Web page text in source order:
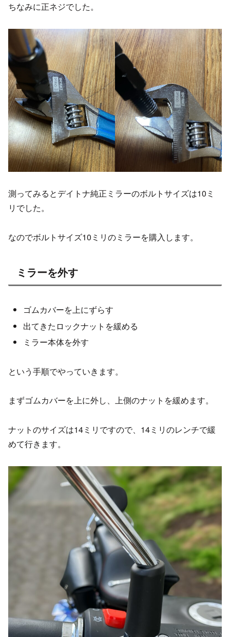
ちなみに正ネジでした。
測ってみるとデイトナ純正ミラーのボルトサイズは10ミ
リでした。
なのでボルトサイズ10ミリのミラーを購入します。
ミラーを外す
ゴムカバーを上にずらす
出てきたロックナットを緩める
ミラー本体を外す
という手順でやっていきます。
まずゴムカバーを上に外し、上側のナットを緩めます。
ナットのサイズは14ミリですので、14ミリのレンチで緩
めて行きます。